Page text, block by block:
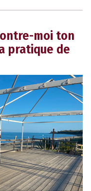
moi ton
pratique de